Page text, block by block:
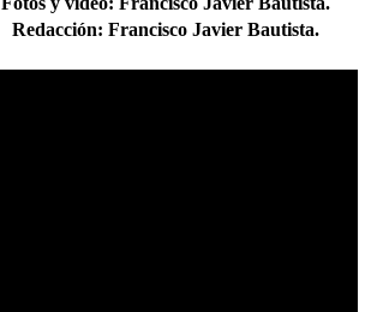
Redacción: Francisco Javier Bautista.